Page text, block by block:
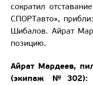
сократил
СПОРТавто»,
Шибалов. Айрат
позицию.
Айрат Мардеев,
(экипаж №302):